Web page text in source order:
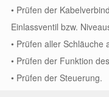
• Prüfen der
Einlassventil bzw.
• Prüfen aller Schläuche
• Prüfen der Funktion
• Prüfen der Steuerung.